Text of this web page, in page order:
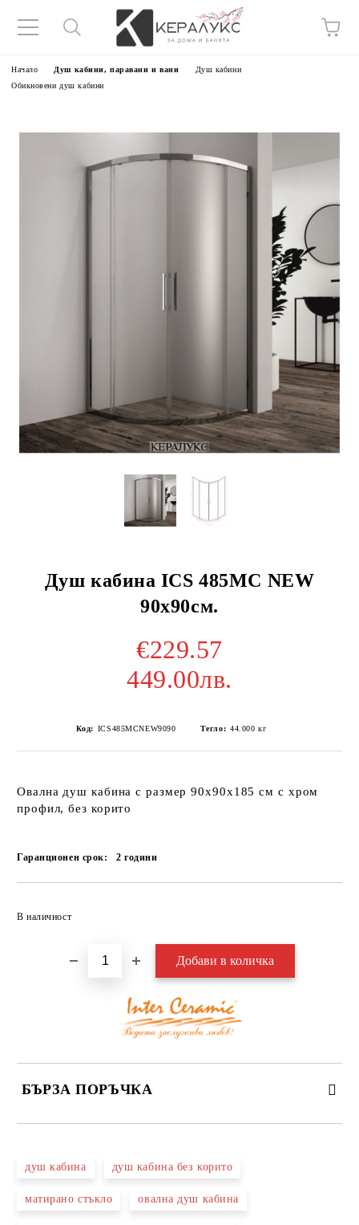
Начало Душ кабини, паравани и вани
Душ кабини
Обикновени душ кабини
Душ кабина ICS 485MC NEW
90х90см.
€229.57
449.00лв.
Код: ICS485MCNEW9090 Тегло: 44.000 кг
Овална душ кабина с размер 90х90х185 см с хром
профил, без корито
Гаранционен срок: 2години
В наличност
БЪРЗА ПОРЪЧКА
душ кабина душ кабина без корито
матирано стъкло овална душ кабина